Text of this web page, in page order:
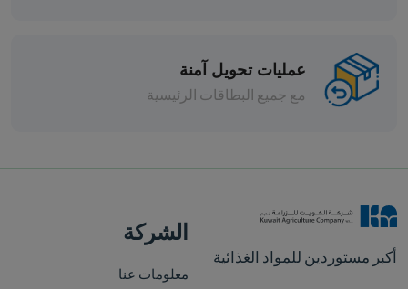
عمليات تحويل آمنة
مع جميع البطاقات الرئيسية
أكبر مستوردين للمواد الغذائية
الشركة
معلومات عنا